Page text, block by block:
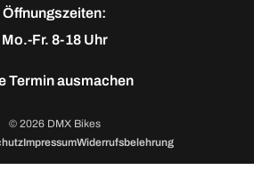
Öffnungszeiten:
Mo.-Fr. 8-18 Uhr
Termin ausmachen
© 2026 DMX Bikes
ImpressumWiderrufsbelehrung